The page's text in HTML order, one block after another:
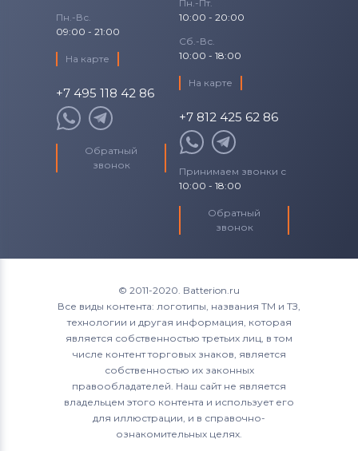
Пн.-Вс.
09:00 - 21:00
На карте
+7 495 118 42 86
Обратный
звонок
Пн.-Пт.
10:00 - 20:00
Сб.-Вс.
10:00 - 18:00
На карте
+7 812 425 62 86
Принимаем звонки с
10:00 - 18:00
Обратный
звонок
© 2011-2020. Batterion.ru
Все виды контента: логотипы, названия ТМ и ТЗ,
технологии и другая информация, которая
является собственностью третьих лиц, в том
числе контент торговых знаков, является
собственностью их законных
правообладателей. Наш сайт не является
владельцем этого контента и использует его
для иллюстрации, и в справочно-
ознакомительных целях.